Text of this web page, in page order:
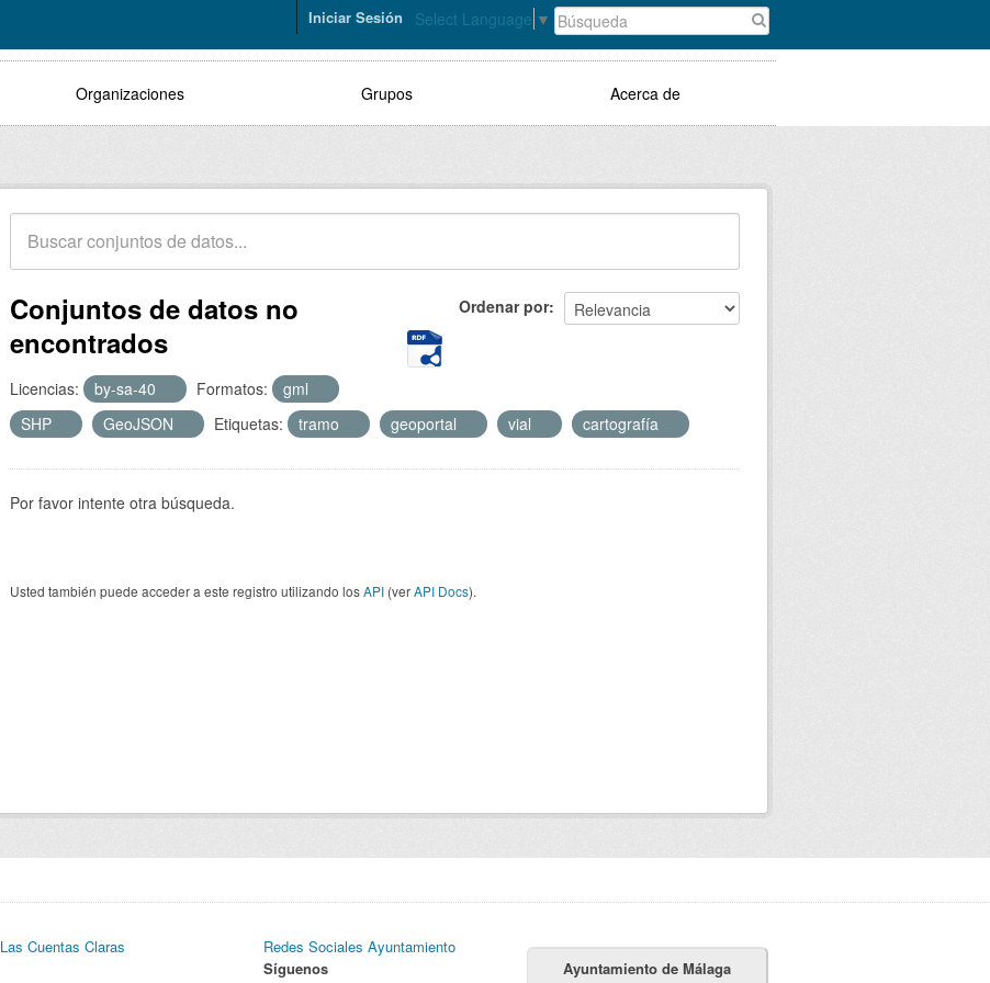
Select Language ▼
Iniciar Sesión
Organizaciones Grupos Acerca de
Ordenar por
Conjuntos de datos no
encontrados
Licencias: by-sa-40 Formatos:
gml
SHP
GeoJSON Etiquetas: tramo geoportal vial cartografía
Por favor intente otra búsqueda.
Usted también puede acceder a este registro utilizando losAPI (verAPI Docs).
Las Cuentas Claras
Redes Sociales Ayuntamiento
Síguenos
Ayuntamiento de Málaga